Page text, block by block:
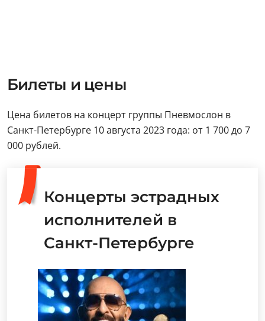
Билеты и цены
Цена билетов на концерт группы Пневмослон в
Санкт-Петербурге 10 августа 2023 года: от 1 700 до 7
000 рублей.
Концерты эстрадных
исполнителей в
Санкт-Петербурге